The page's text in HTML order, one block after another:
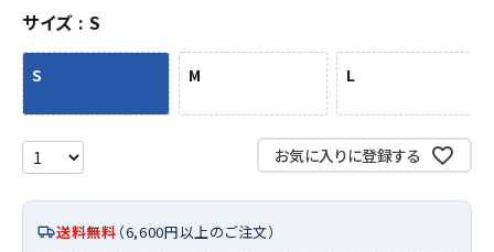
サイズ S
S M L
お気に入りに登録する
送料無料 （6,600円以上のご注文）